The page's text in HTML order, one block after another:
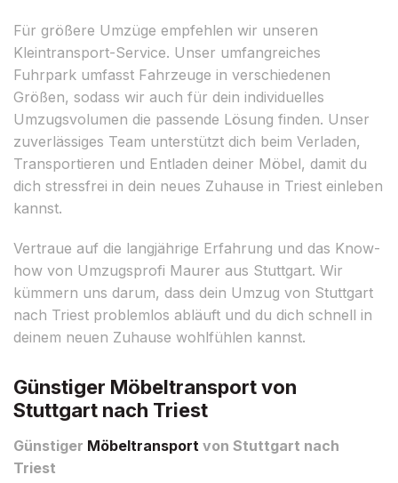
Für größere Umzüge empfehlen wir unseren
Kleintransport-Service. Unser umfangreiches
Fuhrpark umfasst Fahrzeuge in verschiedenen
Größen, sodass wir auch für dein individuelles
Umzugsvolumen die passende Lösung finden. Unser
zuverlässiges Team unterstützt dich beim Verladen,
Transportieren und Entladen deiner Möbel, damit du
dich stressfrei in dein neues Zuhause in Triest einleben
kannst.
Vertraue auf die langjährige Erfahrung und das Know-
how von Umzugsprofi Maurer aus Stuttgart. Wir
kümmern uns darum, dass dein Umzug von Stuttgart
nach Triest problemlos abläuft und du dich schnell in
deinem neuen Zuhause wohlfühlen kannst.
Günstiger Möbeltransport von
Stuttgart nach Triest
Günstiger Möbeltransport von Stuttgart nach
Triest